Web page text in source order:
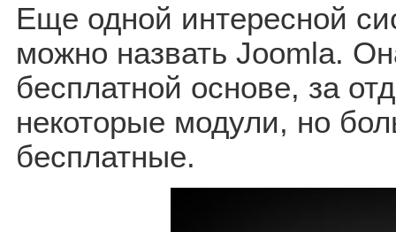
Еще одной интересной
можно назвать Joomla.
бесплатной основе, за
некоторые модули, но
бесплатные.